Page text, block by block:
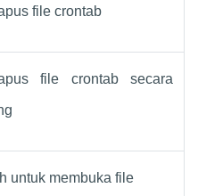
file crontab
file crontab secara
untuk membuka file